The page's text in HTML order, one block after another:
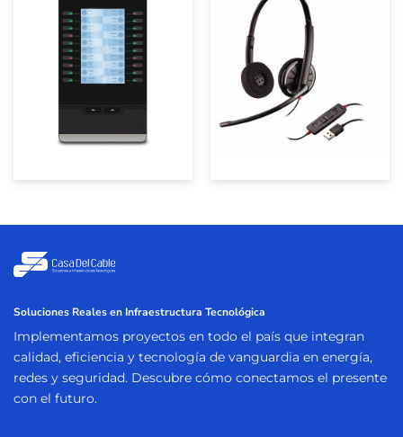
Soluciones Reales en Infraestructura Tecnológica
Implementamos proyectos en todo el país que integran
calidad, eficiencia y tecnología de vanguardia en energía,
redes y seguridad. Descubre cómo conectamos el presente
con el futuro.